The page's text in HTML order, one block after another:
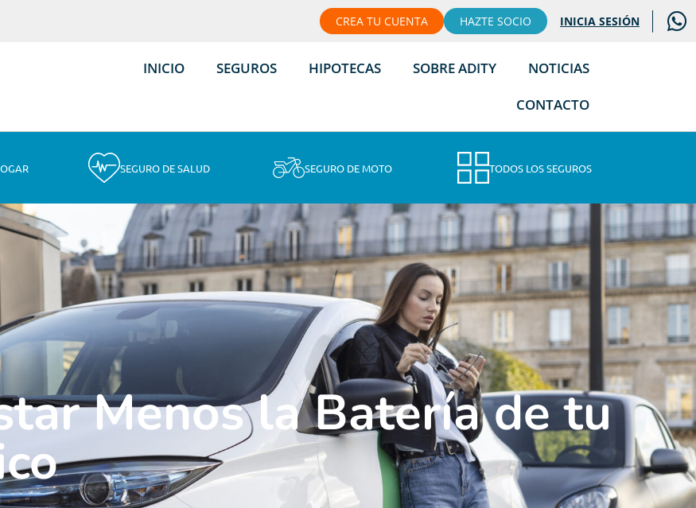
CREA TU CUENTA HAZTE SOCIO INICIA SESIÓN
INICIO SEGUROS HIPOTECAS SOBRE ADITY
NOTICIAS
CONTACTO
SEGURO DE SALUD SEGURO DE MOTO TODOS LOS SEGUROS
Menos la Batería de tu